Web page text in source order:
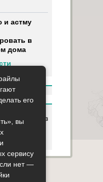
и астму
в
дома
вы
сбор, анализ
Контакты
его
вы
сервису
нет —